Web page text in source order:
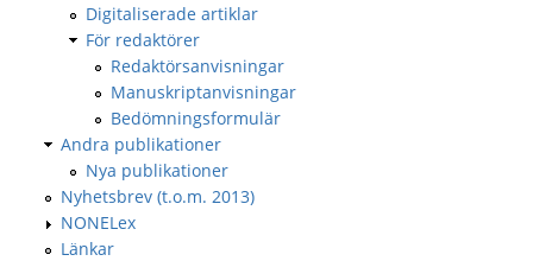
Digitaliserade artiklar
För redaktörer
Redaktörsanvisningar
Manuskriptanvisningar
Bedömningsformulär
Andra publikationer
Nya publikationer
Nyhetsbrev (t.o.m. 2013)
NONELex
Länkar